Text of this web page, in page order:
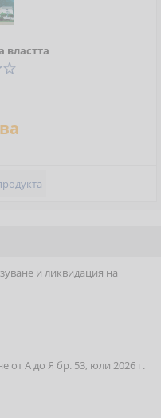
властта
и ликвидация на
от А до Я бр. 53, юли 2026 г.